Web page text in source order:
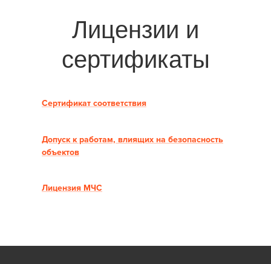
Лицензии и
сертификаты
Сертификат соответствия
Допуск к работам, влиящих на безопасность
объектов
Лицензия МЧС